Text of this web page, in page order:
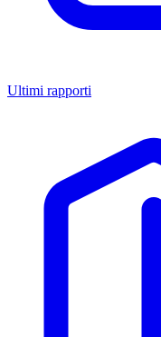
Ultimi rapporti